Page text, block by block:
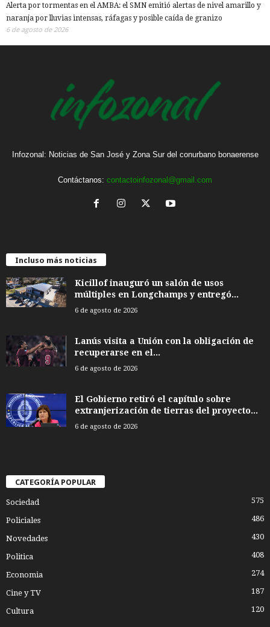
Alerta por tormentas en el AMBA: el SMN emitió alertas de nivel amarillo y
naranja por lluvias intensas, ráfagas y posible caída de granizo
6 de agosto de 2026
Infozonal: Noticias de San José y Zona Sur del conurbano bonaerense
Contáctanos: contactoinfozonal@gmail.com
Incluso más noticias
Kicillof inauguró un salón de usos
múltiples en Longchamps y entregó...
6 de agosto de 2026
Lanús visita a Unión con la obligación de
recuperarse en el...
6 de agosto de 2026
El Gobierno retiró el capítulo sobre
extranjerización de tierras del proyecto...
6 de agosto de 2026
CATEGORÍA POPULAR
Sociedad 575
Policiales 486
Novedades 430
Politica 408
Economia 274
Cine y TV 187
Cultura 120